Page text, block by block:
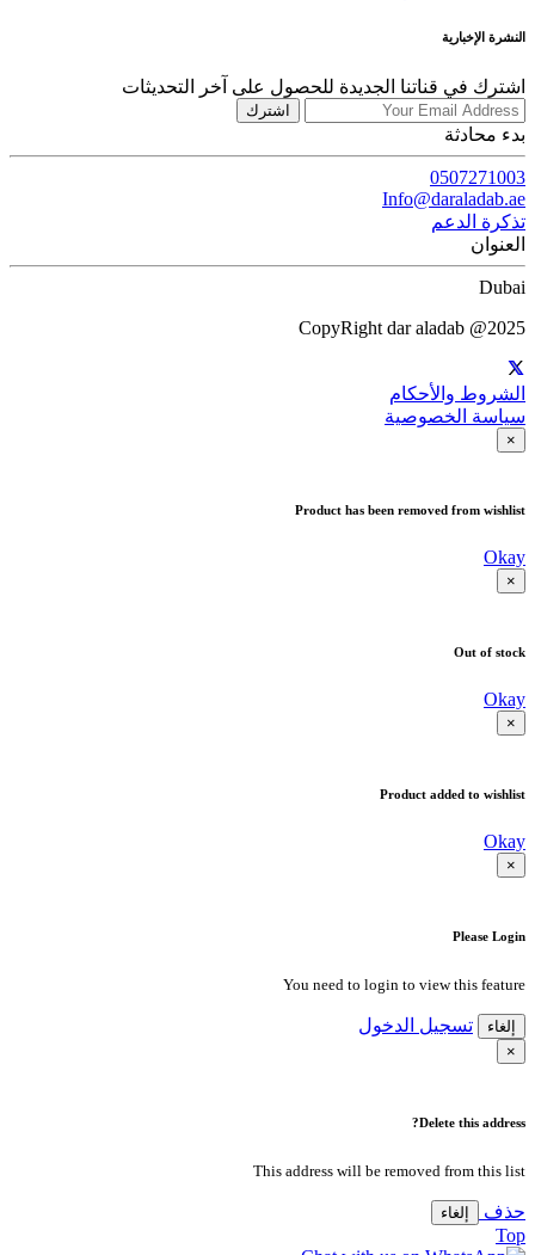
النشرة الإخبارية
اشترك في قناتنا الجديدة للحصول على آخر التحديثات
اشترك
بدء محادثة
0507271003
Info@daraladab.ae
تذكرة الدعم
العنوان
Dubai
CopyRight dar aladab @2025
الشروط والأحكام
سياسة الخصوصية
×
Product has been removed from wishlist
Okay
×
Out of stock
Okay
×
Product added to wishlist
Okay
×
Please Login
You need to login to view this feature
إلغاء تسجيل الدخول
×
Delete this address?
This address will be removed from this list
حذف إلغاء
Top